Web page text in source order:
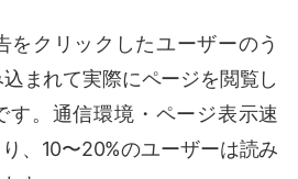
をクリックしたユーザーのう
まれて実際にページを閲覧し
す。通信環境・ページ表示速
、10〜20%のユーザーは読み